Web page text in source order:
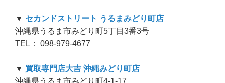
▼ セカンドストリート うるまみどり町店
沖縄県うるま市みどり町5丁目3番3号
TEL： 098-979-4677
▼ 買取専門店大吉 沖縄みどり町店